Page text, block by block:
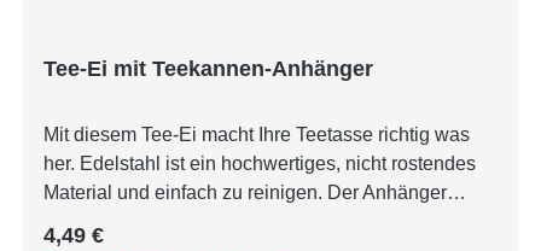
Tee-Ei mit Teekannen-Anhänger
Mit diesem Tee-Ei macht Ihre Teetasse richtig was
her. Edelstahl ist ein hochwertiges, nicht rostendes
Material und einfach zu reinigen. Der Anhänger
Regulärer Preis:
4,49 €